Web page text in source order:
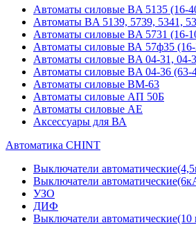
Автоматы силовые BA 5135 (16-
Автоматы BA 5139, 5739, 5341,
Автоматы силовые BA 5731 (16-
Автоматы силовые ВА 57ф35
Автоматы силовые BA 04-31, 04-
Автоматы силовые BA 04-36 (63-
Автоматы силовые ВМ-63
Автоматы силовые АП 50Б
Автоматы силовые АЕ
Аксессуары для ВА
Автоматика CHINT
Выключатели
Выключатели
УЗО
ДИФ
Выключатели